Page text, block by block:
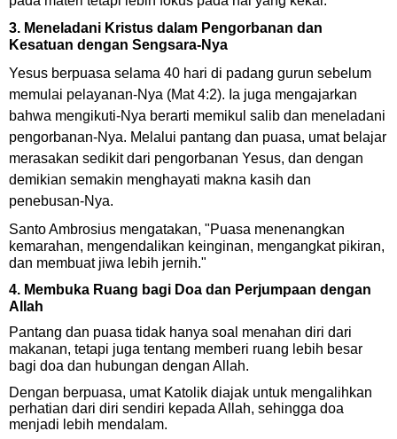
3. Meneladani Kristus dalam Pengorbanan dan
Kesatuan dengan Sengsara-Nya
Yesus berpuasa selama 40 hari di padang gurun sebelum
memulai pelayanan-Nya (Mat 4:2). Ia juga mengajarkan
bahwa mengikuti-Nya berarti memikul salib dan meneladani
pengorbanan-Nya. Melalui pantang dan puasa, umat belajar
merasakan sedikit dari pengorbanan Yesus, dan dengan
demikian semakin menghayati makna kasih dan
penebusan-Nya.
Santo Ambrosius mengatakan, "Puasa menenangkan
kemarahan, mengendalikan keinginan, mengangkat pikiran,
dan membuat jiwa lebih jernih."
4. Membuka Ruang bagi Doa dan Perjumpaan dengan
Allah
Pantang dan puasa tidak hanya soal menahan diri dari
makanan, tetapi juga tentang memberi ruang lebih besar
bagi doa dan hubungan dengan Allah.
Dengan berpuasa, umat Katolik diajak untuk mengalihkan
perhatian dari diri sendiri kepada Allah, sehingga doa
menjadi lebih mendalam.